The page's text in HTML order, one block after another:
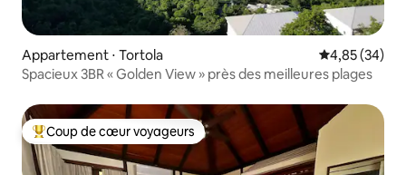
Appartement ⋅ Tortola Évaluation
4,85 (34)
Spacieux 3BR « Golden View » près des meilleures plages
Coups de cœur voyageurs les plus appréciés
Coup de cœur voyageurs